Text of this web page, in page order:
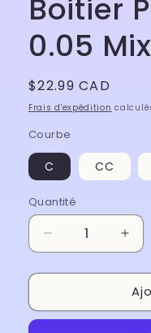
Boitier
0.05
Prix
habituel
$22.99 CAD
Frais d'expédition
Courbe
C CC
Quantité
Réduire
la
quantité
Boitier
la
de